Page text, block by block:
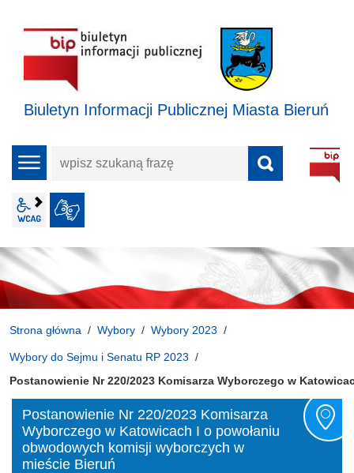
Biuletyn Informacji Publicznej Miasta Bieruń
menu
wpisz
frazę
wcag2.1
Strona główna Wybory Wybory 2023
Wybory do Sejmu i Senatu RP 2023
Postanowienie Nr 220/2023 Komisarza Wyborczego w
Postanowienie Nr 220/2023 Komisarza
Wyborczego w Katowicach I o powołaniu
obwodowych komisji wyborczych w
mieście Bieruń